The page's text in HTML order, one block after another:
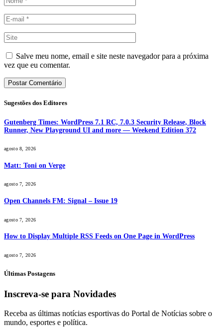
Salve meu nome, email e site neste navegador para a próxima
vez que eu comentar.
Sugestões dos Editores
Gutenberg Times: WordPress 7.1 RC, 7.0.3 Security Release, Block
Runner, New Playground UI and more — Weekend Edition 372
agosto 8, 2026
Matt: Toni on Verge
agosto 7, 2026
Open Channels FM: Signal – Issue 19
agosto 7, 2026
How to Display Multiple RSS Feeds on One Page in WordPress
agosto 7, 2026
Últimas Postagens
Inscreva-se para Novidades
Receba as últimas notícias esportivas do Portal de Notícias sobre o
mundo, esportes e política.